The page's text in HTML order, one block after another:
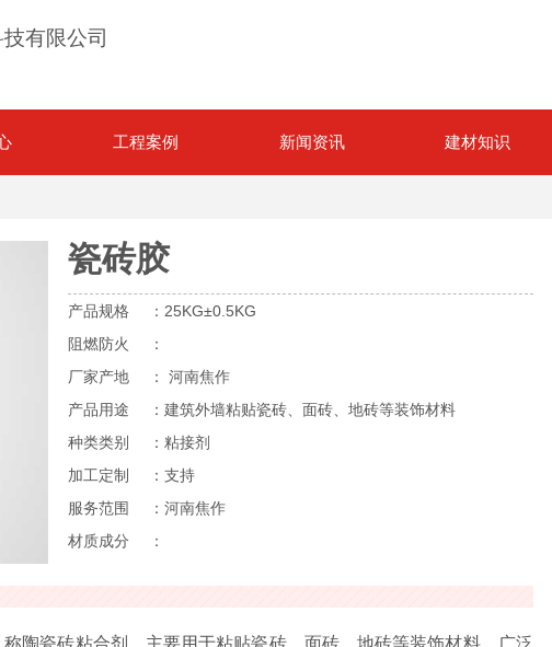
有限公司
工程案例 新闻资讯 建材知识
瓷砖胶
产品规格
：25KG±0.5KG
阻燃防火
：
厂家产地
： 河南焦作
产品用途
：建筑外墙粘贴瓷砖、面砖、地砖等装饰材料
种类类别
：粘接剂
加工定制
：支持
服务范围
：河南焦作
材质成分
：
陶瓷砖粘合剂，主要用于粘贴瓷砖、面砖、地砖等装饰材料，广泛